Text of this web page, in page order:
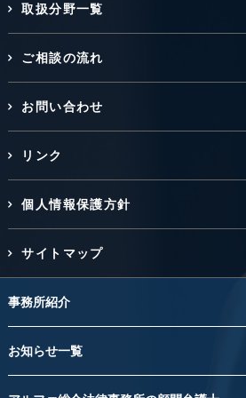
取扱分野一覧
ご相談の流れ
お問い合わせ
リンク
個人情報保護方針
サイトマップ
事務所紹介
お知らせ一覧